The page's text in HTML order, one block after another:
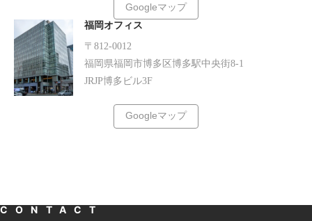
Googleマップ
福岡オフィス
〒812-0012
福岡県福岡市博多区博多駅中央街8-1
JRJP博多ビル3F
Googleマップ
CONTACT